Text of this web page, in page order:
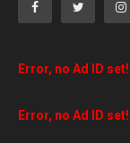
Error, no Ad ID
Error, no Ad ID